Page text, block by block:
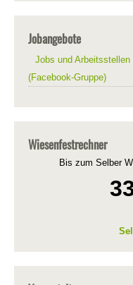
Jobangebote
Jobs und
(Facebook-Gruppe)
Wiesenfestrechner
Bis zum Selber